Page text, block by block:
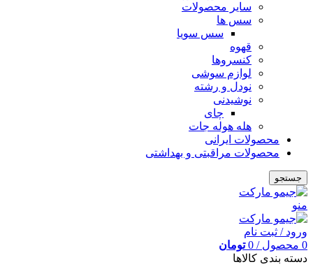
سایر محصولات
سس ها
سس سویا
قهوه
کنسروها
لوازم سوشی
نودل و رشته
نوشیدنی
چای
هله هوله جات
محصولات ایرانی
محصولات مراقبتی و بهداشتی
جستجو
منو
ورود / ثبت نام
0 محصول /
0 تومان
دسته بندی کالاها